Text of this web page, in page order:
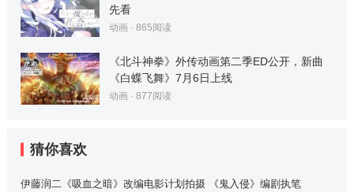
先看
动画· 865阅读
《北斗神拳》外传动画第二季ED公开，新曲
《白蝶飞舞》7月6日上线
动画· 877阅读
猜你喜欢
伊藤润二《吸血之暗》改编电影计划拍摄 《鬼入侵》编剧执笔